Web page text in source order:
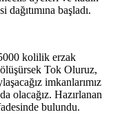
başladı.
kolilik erzak
Tok Oluruz,
imkanlarımız
olacağız. Hazırlanan
bulundu.